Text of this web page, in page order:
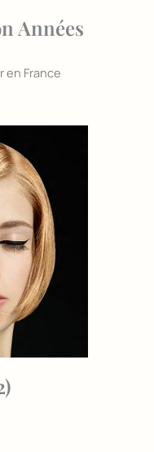
Années
en France